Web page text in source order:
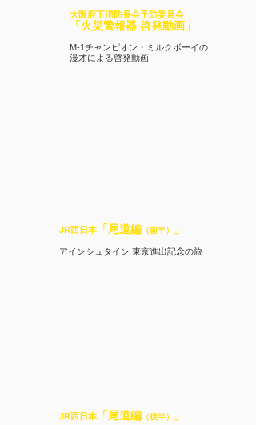
大阪府下消防長会予防委員会
「火災警報器 啓発動画」
M-1チャンピオン・ミルクボーイの
漫才による啓発動画
JR西日本 「尾道編 （前半） 」
アインシュタイン 東京進出記念の旅
JR西日本 「尾道編 （後半） 」